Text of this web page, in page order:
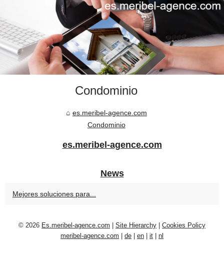
Condominio
es.meribel-agence.com
Condominio
es.meribel-agence.com
News
Mejores soluciones para...
© 2026 Es.meribel-agence.com Site Hierarchy
Cookies Policy
meribel-agence.com
de en it nl